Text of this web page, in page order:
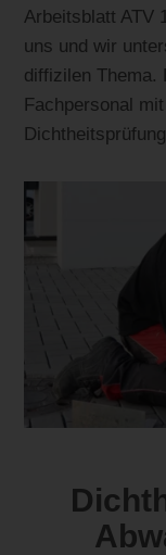
Arbeitsblatt ATV
uns und wir
diffizilen Thema.
Fachpersonal